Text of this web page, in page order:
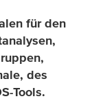
für den
des
Tools.